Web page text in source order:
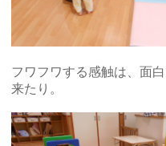
フワフワする感触は、面
来たり。